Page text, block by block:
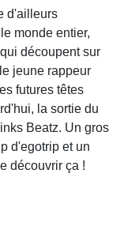
d'ailleurs
monde entier,
découpent sur
jeune rappeur
futures têtes
la sortie du
Beatz. Un gros
d'egotrip et un
découvrir ça !